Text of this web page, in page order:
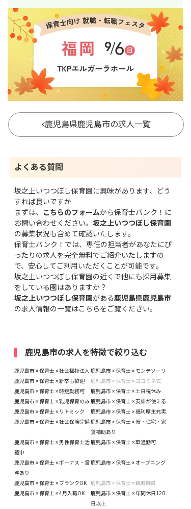
鹿児島県鹿児島市の求人一覧
よくある質問
坂之上いつつぼし保育園に興味があります、どう
すれば良いですか
まずは、
こちらのフォームから保育士バンク！に
お問い合わせください。 坂之上いつつぼし保育園
の募集状況も含めて確認いたします。
保育士バンク！では、専任の担当者があなたにぴ
ったりの求人を完全無料でご紹介いたしますの
で、安心してご利用いただくことが可能です。
坂之上いつつぼし保育園の近くで他にも採用募集
をしている園はありますか？
坂之上いつつぼし保育園がある鹿児島県鹿児島市
の求人情報の一覧はこちらをご覧ください。
鹿児島市の求人を特徴で絞り込む
鹿児島市 × 保育士 × 社会福祉法人 鹿児島市 × 保育士 × モンテソーリ
鹿児島市 × 保育士 × 新卒も歓迎
鹿児島市 × 保育士 × ヨコミネ式
鹿児島市 × 保育士 × 時短勤務可
鹿児島市 × 保育士 × 土日祝休み
鹿児島市 × 保育士 × 乳児保育のみ鹿児島市 × 保育士 × 英語が使える
鹿児島市 × 保育士 × リトミック
鹿児島市 × 保育士 × 福利厚生充実
鹿児島市 × 保育士 × 社会保険完備鹿児島市 × 保育士 × 寮・住宅・家
賃補助あり
鹿児島市 × 保育士 × 男性保育士活
躍中
鹿児島市 × 保育士 × 車通勤可
鹿児島市 × 保育士 × ボーナス・賞
与あり
鹿児島市 × 保育士 × オープニング
鹿児島市 × 保育士 × ブランクOK
鹿児島市 × 保育士 × 臨時職員
鹿児島市 × 保育士 × 4月入職OK
鹿児島市 × 保育士 × 年間休日120
日以上